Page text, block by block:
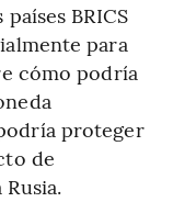
BRICS
para
cómo podría
proteger
de